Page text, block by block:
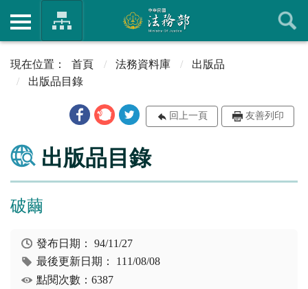
首頁 法務資料庫
出版品
出版品目錄
回上一頁 友善列印
出版品目錄
破繭
發布日期：94/11/27
最後更新日期： 111/08/08
點閱次數：6387